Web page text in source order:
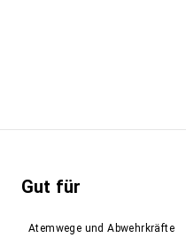
Gut für
Atemwege und Abwehrkräfte